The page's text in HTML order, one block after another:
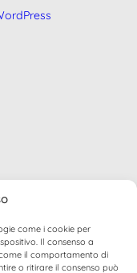
come i cookie per
Il consenso a
il comportamento di
o ritirare il consenso può
Web /